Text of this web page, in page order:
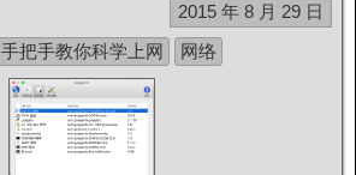
2015 年 8 月 29 日
手把手教你科学上网 网络